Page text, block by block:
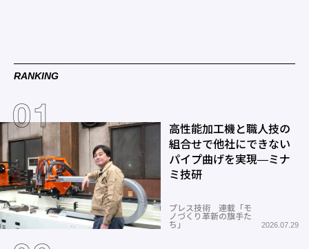
RANKING
高性能加工機と職人技の
組合せで他社にできない
パイプ曲げを実現―ミナ
ミ技研
プレス技術 連載「モ
ノづくり革新の旗手た
ち」
2026.07.29